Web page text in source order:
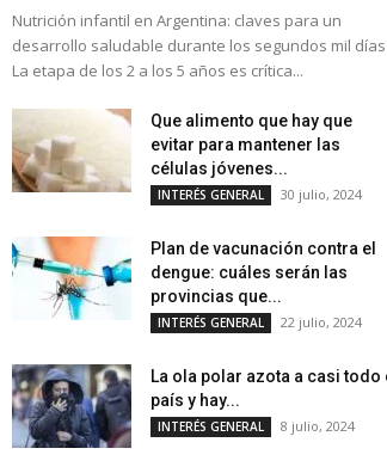
Nutrición infantil en Argentina: claves para un
desarrollo saludable durante los segundos mil días
La etapa de los 2 a los 5 años es crítica...
Que alimento que hay que
evitar para mantener las
células jóvenes...
INTERÉS GENERAL 30 julio, 2024
Plan de vacunación contra el
dengue: cuáles serán las
provincias que...
INTERÉS GENERAL 22 julio, 2024
La ola polar azota a casi todo
país y hay...
INTERÉS GENERAL 8 julio, 2024